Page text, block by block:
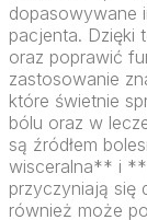
dopasowywane
pacjenta. Dzięki
oraz poprawić
zastosowanie
które świetnie
bólu oraz w
są źródłem
wisceralna** i
przyczyniają się
również może